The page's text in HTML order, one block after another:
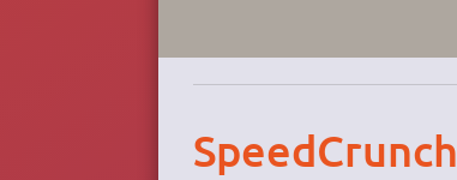
SpeedCrunch